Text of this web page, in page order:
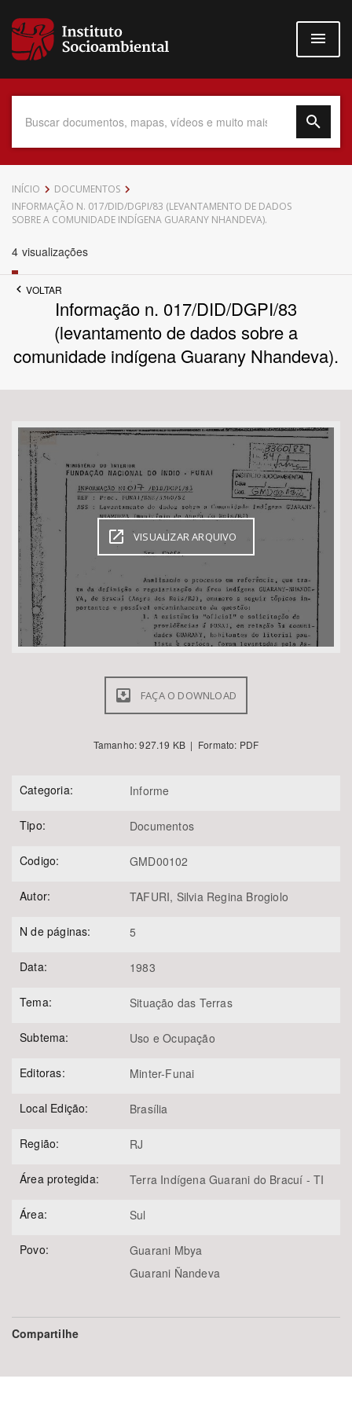
para
conteúdo
Data do Documento
Povo Indígena
Bioma / Bacia
Tema
Subtema
Área de Levantamento
Área Protegida
BUSCAR
INÍCIO
DOCUMENTOS
INFORMAÇÃO N. 017/DID/DGPI/83 (LEVANTAMENTO DE DADOS
SOBRE A COMUNIDADE INDÍGENA GUARANY NHANDEVA).
4 visualizações
VOLTAR
Informação n. 017/DID/DGPI/83
(levantamento de dados sobre a
comunidade indígena Guarany Nhandeva).
VISUALIZAR ARQUIVO
FAÇA O DOWNLOAD
Tamanho: 927.19 KB | Formato: PDF
Categoria: Informe
Tipo: Documentos
Codigo: GMD00102
Autor: TAFURI, Silvia Regina Brogiolo
N de páginas: 5
Data: 1983
Tema: Situação das Terras
Subtema: Uso e Ocupação
Editoras: Minter-Funai
Local Edição: Brasília
Região: RJ
Área protegida: Terra Indígena Guarani do Bracuí - TI
Área: Sul
Povo:
Guarani Mbya
Guarani Ñandeva
Compartilhe